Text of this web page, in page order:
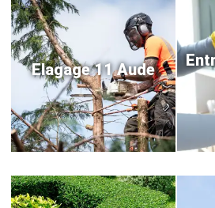
Elagage 11 Aude